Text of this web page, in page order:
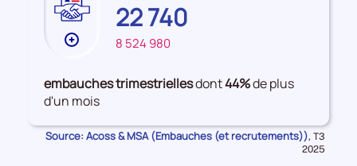
Plus
données
sur
les
Embauches
GUADELOUPE
22 740
FRANCE
8 524 980
embauches trimestriellesdont44%de plus
d'un mois
Source: Acoss & MSA (Embauches (et recrutements)), Données
pour
T3
2025